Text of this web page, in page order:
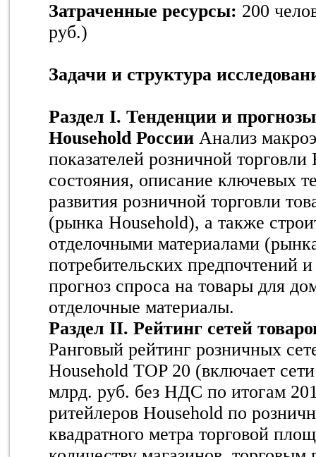
Затраченные ресурсы: 200
руб.)
Задачи и структура
Раздел I. Тенденции и
Household России Анализ
показателей розничной
состояния, описание ключевых
развития розничной торговли
(рынка Household), а также
отделочными материалами
потребительских предпочтений
прогноз спроса на товары для
отделочные материалы.
Раздел II. Рейтинг сетей
Ранговый рейтинг розничных
Household TOP 20 (включает
млрд. руб. без НДС по итогам
ритейлеров Household по
квадратного метра торговой